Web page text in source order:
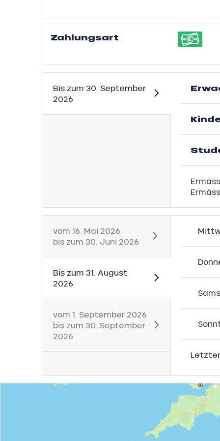
Zahlungsart
Bis zum 30. September
2026
vom 16. Mai 2026
bis zum 30. Juni 2026
Bis zum 31. August
2026
vom 1. September 2026
bis zum 30. September
2026